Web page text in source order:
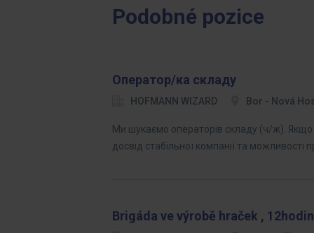
Podobné pozice
Оператор/ка складу
HOFMANN WIZARD Bor - Nová
Ми шукаємо операторів складу (ч/ж). Якщо
досвід стабільної компанії та можливості
Brigáda ve výrobě hraček ,